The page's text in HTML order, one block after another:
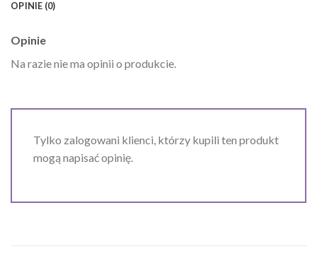
OPINIE (0)
Opinie
Na razie nie ma opinii o produkcie.
Tylko zalogowani klienci, którzy kupili ten produkt
mogą napisać opinię.